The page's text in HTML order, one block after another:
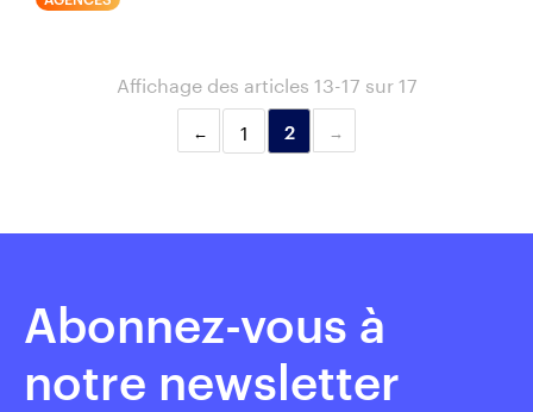
Affichage des articles 13-17 sur 17
1
2
Abonnez-vous à
notre newsletter